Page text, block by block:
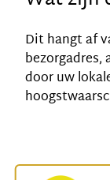
Dit hangt af
door uw